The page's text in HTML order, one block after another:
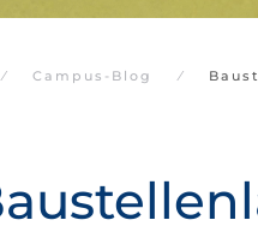
Campus-Blog